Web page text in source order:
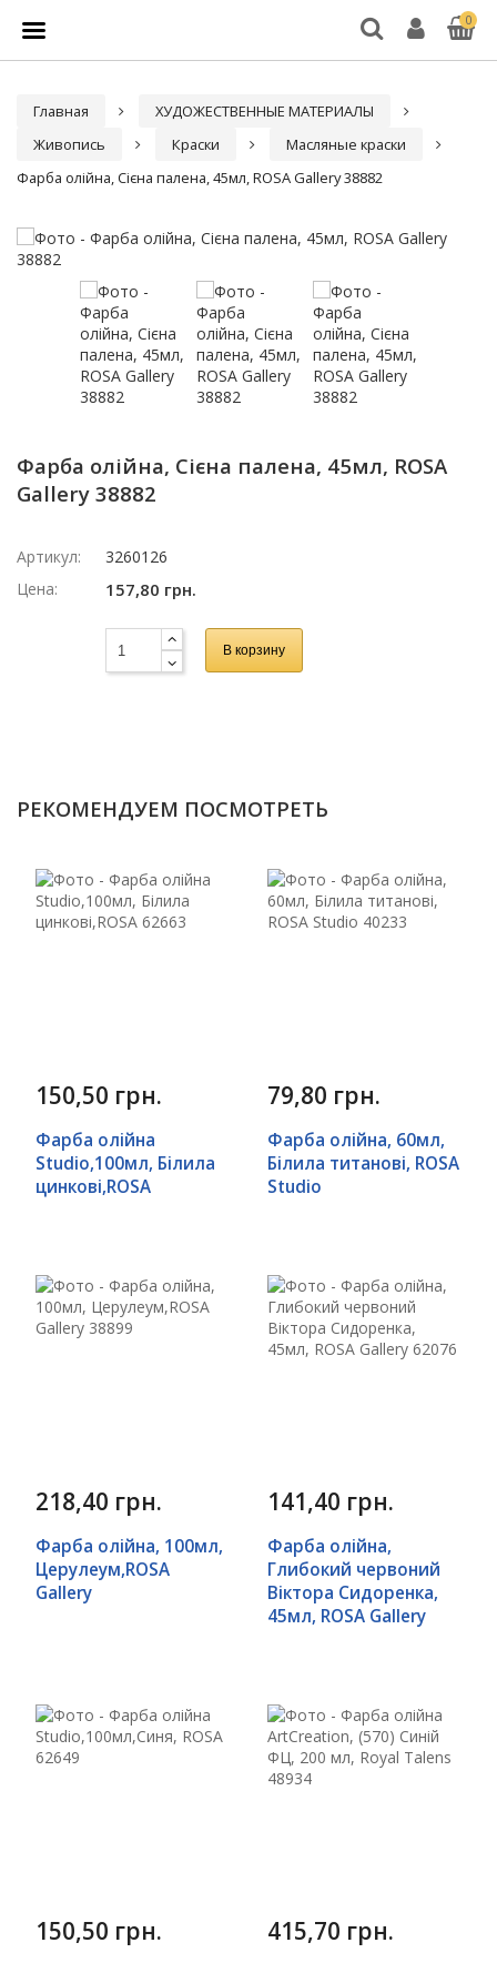
0
Главная
ХУДОЖЕСТВЕННЫЕ МАТЕРИАЛЫ
Живопись
Краски
Масляные краски
Фарба олійна, Сієна палена, 45мл, ROSA Gallery 38882
Фарба олійна, Сієна палена, 45мл, ROSA
Gallery 38882
Артикул:
3260126
Цена:
157,80 грн.
В корзину
РЕКОМЕНДУЕМ ПОСМОТРЕТЬ
150,50 грн.
Фарба олійна
Studio,100мл, Білила
цинкові,ROSA
79,80 грн.
Фарба олійна, 60мл,
Білила титанові, ROSA
Studio
218,40 грн.
Фарба олійна, 100мл,
Церулеум,ROSA
Gallery
141,40 грн.
Фарба олійна,
Глибокий червоний
Віктора Сидоренка,
45мл, ROSA Gallery
150,50 грн. 415,70 грн.